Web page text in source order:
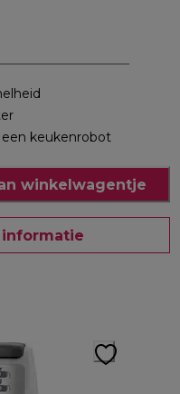
keukenrobot
winkelwagentje
informatie